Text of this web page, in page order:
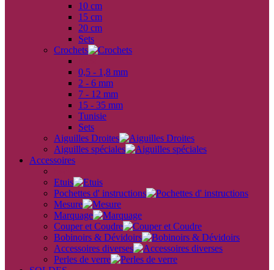
10 cm
15 cm
20 cm
Sets
Crochets
0,5 - 1,8 mm
2 - 6 mm
7 - 12 mm
15 - 35 mm
Tunisie
Sets
Aiguilles Droites
Aiguilles spéciales
Accessoires
Etuis
Pochettes d' instructions
Mesure
Marquage
Couper et Coudre
Bobinoirs & Dévidoirs
Accessoires diverses
Perles de verre